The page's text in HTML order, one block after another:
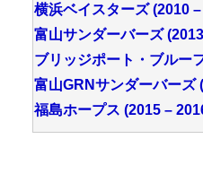
横浜ベイスターズ (2010
富山サンダーバーズ
ブリッジポート・ブルー
富山GRNサンダーバーズ
福島ホープス (2015 –